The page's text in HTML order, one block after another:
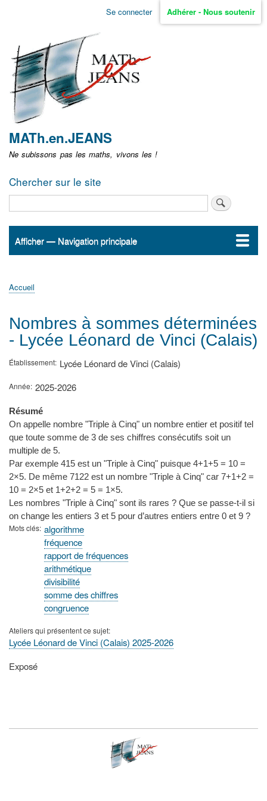
Aller
non
identifié
Se connecter Adhérer - Nous soutenir
MATh.en.JEANS
Ne subissons pas les maths, vivons les !
Chercher sur le site
Navigation
Afficher — Navigation principale
Accueil
ActualitésMATh.en.JEANS ?
Régions et Ateliers
Créer, gérer un atelier
Sujets/Publications
Congrès
d'Ariane
Accueil
Nombres à sommes déterminées
- Lycée Léonard de Vinci (Calais)
Établissement Lycée Léonard de Vinci (Calais)
Année 2025-2026
Résumé
On appelle nombre "Triple à Cinq" un nombre entier et positif tel
que toute somme de 3 de ses chiffres consécutifs soit un
multiple de 5.
Par exemple 415 est un "Triple à Cinq" puisque 4+1+5 = 10 =
2×5. De même 7122 est un nombre "Triple à Cinq" car 7+1+2 =
10 = 2×5 et 1+2+2 = 5 = 1×5.
Les nombres "Triple à Cinq" sont ils rares ? Que se passe-t-il si
on change les entiers 3 et 5 pour d’autres entiers entre 0 et 9 ?
Mots clés algorithme
fréquence
rapport de fréquences
arithmétique
divisibilité
somme des chiffres
congruence
Ateliers qui présentent ce sujet
Lycée Léonard de Vinci (Calais) 2025-2026
Type
Exposé